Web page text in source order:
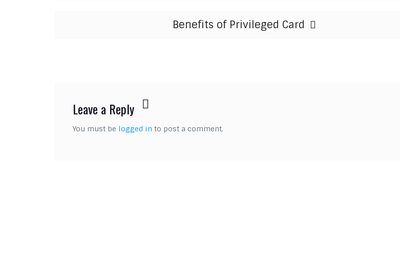
Benefits of Privileged Card
Leave a Reply
You must be logged in to post a comment.